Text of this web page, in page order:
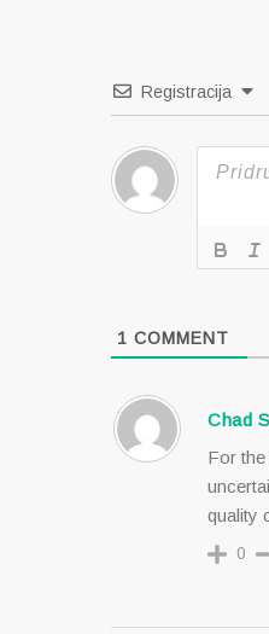
Registracija
1 COMMENT
Chad
For
quality
0